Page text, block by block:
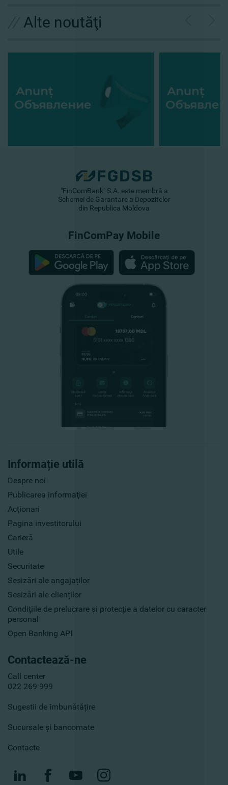
Alte noutăţi
Informație utilă
Despre noi
Publicarea informaţiei
Acţionari
Pagina investitorului
Carieră
Utile
Securitate
Sesizări ale angajaților
Sesizări ale clienților
Condițiile de prelucrare și protecție a datelor cu caracter
personal
Open Banking API
Contactează-ne
Call center
022 269 999
Sugestii de îmbunătățire
Sucursale și bancomate
Contacte
"FinComBank" S.A. este membră a
Schemei de Garantare a Depozitelor
din Republica Moldova
FinComPay Mobile